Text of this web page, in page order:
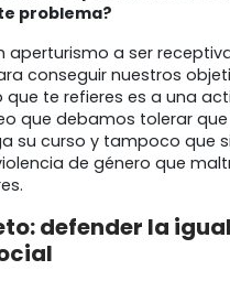
problema?
aperturismo a ser
conseguir nuestros
que te refieres es a una
que debamos tolerar que
su curso y tampoco que
de género que
defender la